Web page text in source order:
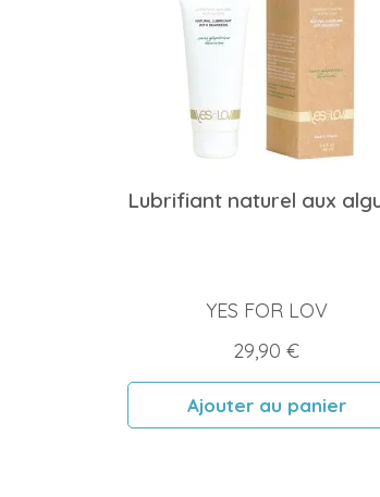
Lubrifiant naturel aux
YES FOR LOV
Prix
29,90 €
Ajouter au panier